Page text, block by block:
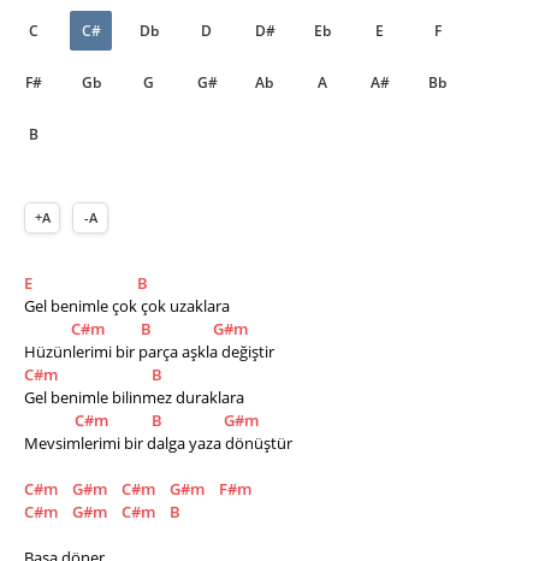
C C# Db D D# Eb E F
F# Gb G G# Ab A A# Bb
B
+A -A
E
B
Gel benimle çok çok uzaklara
C#m
B
G#m
Hüzünlerimi bir parça aşkla değiştir
C#m
B
Gel benimle bilinmez duraklara
C#m
B
G#m
Mevsimlerimi bir dalga yaza dönüştür
C#m G#m C#m G#m
F#m
C#m
G#m C#m B